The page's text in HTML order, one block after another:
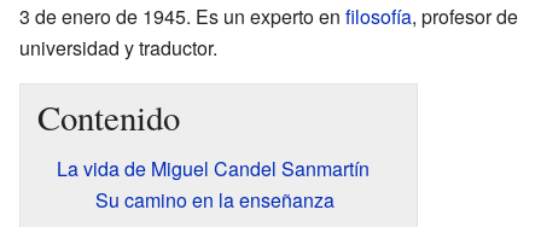
3 de enero de 1945. Es un experto en filosofía, profesor de
universidad y traductor.
Contenido
La vida de Miguel Candel Sanmartín
Su camino en la enseñanza